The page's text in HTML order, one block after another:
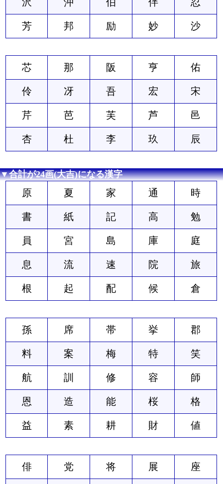
芳 邦 励 妙 沙
芯 那 阪 亨 佑
伶 冴 吾 宏 宋
芹 芭 芙 芦 邑
杏 杜 李 玖 辰
▼合計が24画(大吉)になる漢字
原 夏 家 通 時
書 紙 記 高 勉
員 宮 島 庫 庭
息 流 速 院 旅
根 起 配 候 倉
孫 席 帯 挙 郡
料 案 梅 特 笑
航 訓 修 容 師
恩 造 能 桜 格
益 素 耕 財 値
俳 党 将 展 座